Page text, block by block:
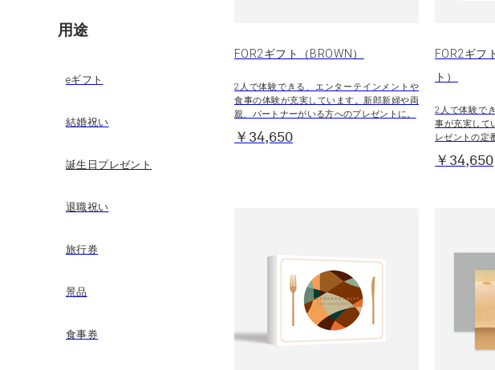
用途
eギフト
結婚祝い
誕生日プレゼント
退職祝い
旅行券
景品
食事券
FOR2ギフト（BROWN）
2人で体験できる、エンターテインメントや
食事の体験が充実しています。新郎新婦や両
親、パートナーがいる方へのプレゼントに。
￥34,650
FOR2ギフ
ト）
2人で体験で
事が充実して
レゼントの定
￥34,650